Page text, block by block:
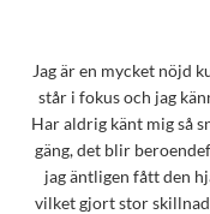
Jag är en mycket nöjd
står i fokus och jag
Har aldrig känt mig så
gäng, det blir
jag äntligen fått den
vilket gjort stor